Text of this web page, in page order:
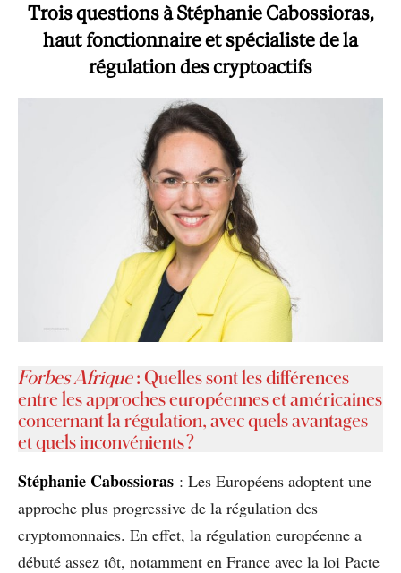
Trois questions à Stéphanie Cabossioras,
haut fonctionnaire et spécialiste de la
régulation des cryptoactifs
Forbes Afrique: Quelles sont les différences
entre les approches européennes et américaines
concernant la régulation, avec quels avantages
et quels inconvénients ?
Stéphanie Cabossioras : Les Européens adoptent une
approche plus progressive de la régulation des
cryptomonnaies. En effet, la régulation européenne a
débuté assez tôt, notamment en France avec la loi Pacte